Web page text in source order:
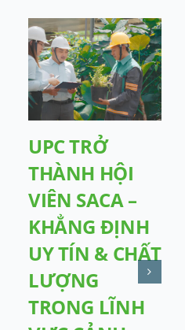
UPC TRỞ
THÀNH HỘI
VIÊN SACA –
KHẲNG ĐỊNH
UY TÍN & CHẤT
LƯỢNG
TRONG LĨNH